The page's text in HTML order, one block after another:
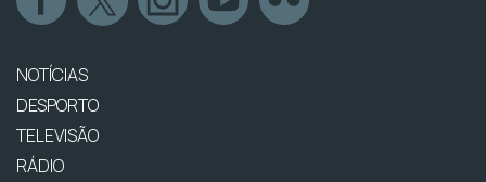
NOTÍCIAS
DESPORTO
TELEVISÃO
RÁDIO